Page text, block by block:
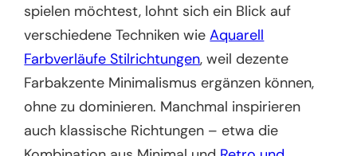
spielen möchtest, lohnt sich ein Blick auf
verschiedene Techniken wieAquarell
Farbverläufe Stilrichtungen, weil dezente
Farbakzente Minimalismus ergänzen können,
ohne zu dominieren. Manchmal inspirieren
auch klassische Richtungen – etwa die